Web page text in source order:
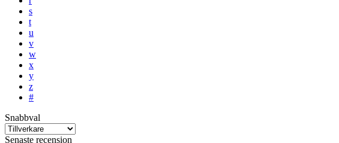
s
t
u
v
w
x
y
z
#
Snabbval
Senaste recension